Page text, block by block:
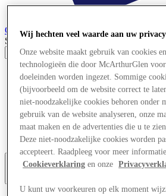
Cheshire Oaks
Designer Outlet
Search input
Winkels
Aanbiedingen
Plan je bezoek
Wat is er aan
Eet & Drink
Cadeaubonnen
Diensten
Wij hechten veel waarde aan uw privacy
Onze website maakt gebruik van cookies
technologieën die door McArthurGlen
doeleinden worden ingezet. Sommige
(bijvoorbeeld om de website correct te
niet-noodzakelijke cookies behoren onder
gebruik van de website analyseren, onze
maat maken en de advertenties die u te
Deze niet-noodzakelijke cookies worden
accepteert. Raadpleeg voor meer
Cookieverklaring en onze
U kunt uw voorkeuren op elk moment